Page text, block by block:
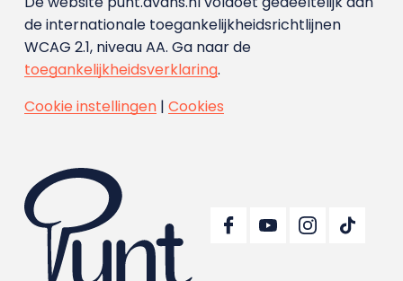
de internationale toegankelijkheidsrichtlijnen
WCAG 2.1, niveau AA. Ga naar de
toegankelijkheidsverklaring.
Cookie instellingen| Cookies